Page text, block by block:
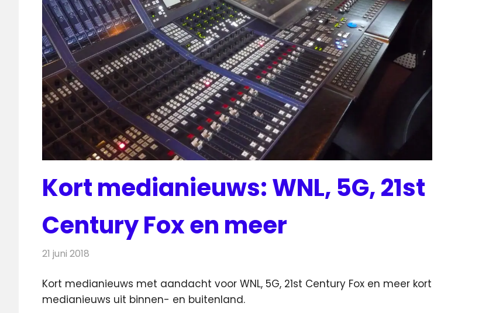
Kort medianieuws: WNL, 5G, 21st
Century Fox en meer
21 juni 2018
Kort medianieuws met aandacht voor WNL, 5G, 21st Century Fox en meer kort
medianieuws uit binnen- en buitenland.